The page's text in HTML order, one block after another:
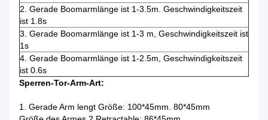
2. Gerade Boomarmlänge ist 1-3.5m. Geschwindigkeitszeit
ist 1.8s
3. Gerade Boomarmlänge ist 1-3 m, Geschwindigkeitszeit ist
1s
4. Gerade Boomarmlänge ist 1-2.5m, Geschwindigkeitszeit
ist 0.6s
Sperren-Tor-Arm-Art:
1. Gerade Arm lengt Größe: 100*45mm. 80*45mm